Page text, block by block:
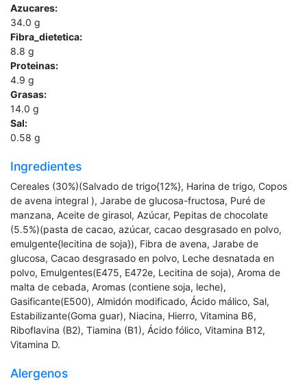
Azucares:
34.0 g
Fibra_dietetica:
8.8 g
Proteinas:
4.9 g
Grasas:
14.0 g
Sal:
0.58 g
Ingredientes
Cereales (30%)(Salvado de trigo{12%}, Harina de trigo, Copos
de avena integral ), Jarabe de glucosa-fructosa, Puré de
manzana, Aceite de girasol, Azúcar, Pepitas de chocolate
(5.5%)(pasta de cacao, azúcar, cacao desgrasado en polvo,
emulgente{lecitina de soja}), Fibra de avena, Jarabe de
glucosa, Cacao desgrasado en polvo, Leche desnatada en
polvo, Emulgentes(E475, E472e, Lecitina de soja), Aroma de
malta de cebada, Aromas (contiene soja, leche),
Gasificante(E500), Almidón modificado, Ácido málico, Sal,
Estabilizante(Goma guar), Niacina, Hierro, Vitamina B6,
Riboflavina (B2), Tiamina (B1), Ácido fólico, Vitamina B12,
Vitamina D.
Alergenos